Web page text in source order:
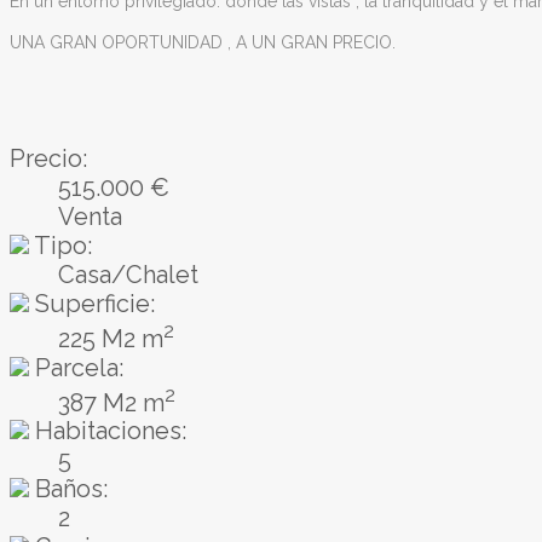
UNA GRAN OPORTUNIDAD , A UN GRAN PRECIO.
Precio:
515.000 €
Venta
Tipo:
Casa/Chalet
Superficie:
225 M2 m2
Parcela:
387 M2 m2
Habitaciones:
5
Baños:
2